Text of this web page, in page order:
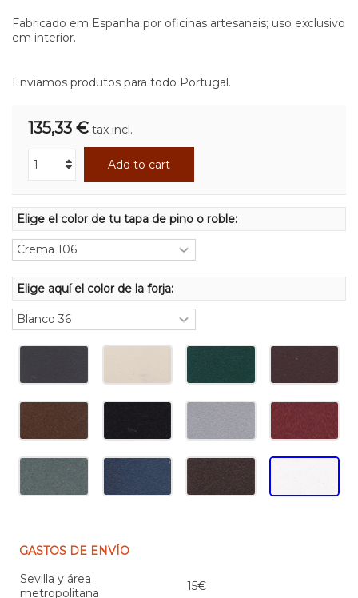
Fabricado em Espanha por oficinas artesanais; uso exclusivo
em interior.
Enviamos produtos para todo Portugal.
135,33 € tax incl.
Add to cart
Elige aquí el color de la forja:
Elige el color de tu tapa de pino o roble:
GASTOS DE ENVÍO
Sevilla y área
metropolitana
15€